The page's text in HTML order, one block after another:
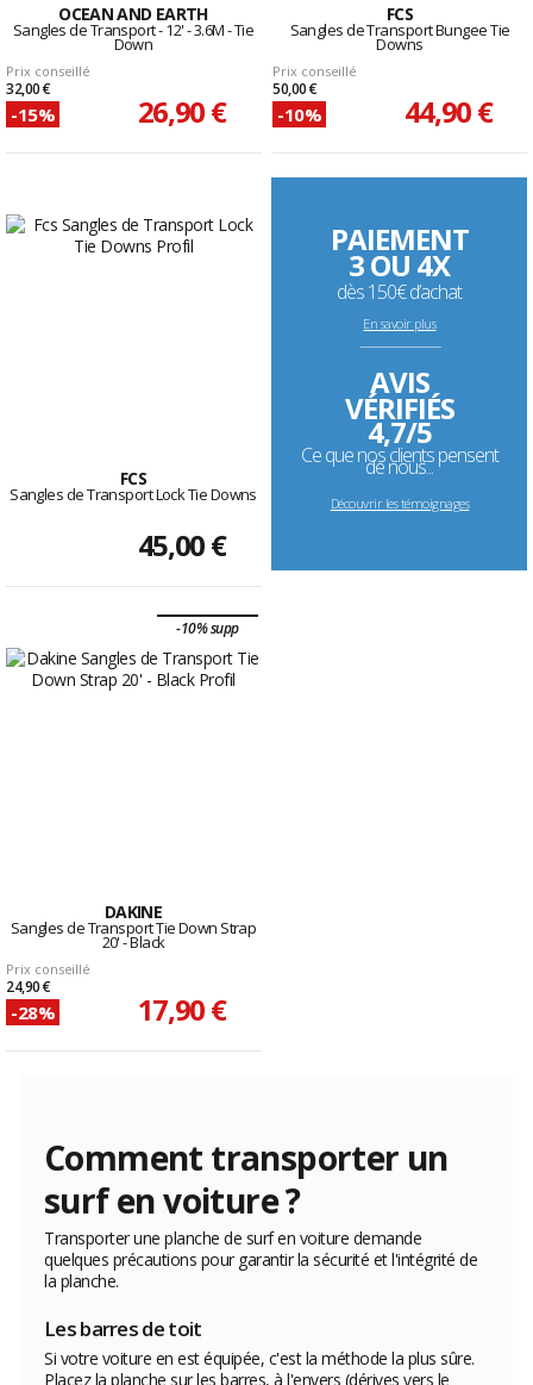
OCEAN AND EARTH
Sangles de Transport - 12' - 3.6M - Tie
Down
Prix conseillé
32,00 €
-15% 26,90 €
FCS
Sangles de Transport Bungee Tie
Downs
Prix conseillé
50,00 €
-10% 44,90 €
FCS
Sangles de Transport Lock Tie Downs
45,00 €
PAIEMENT
3 OU 4X
dès 150€ d’achat
En savoir plus
--------------------------------------------------------------------
AVIS
VÉRIFIÉS
4,7/5
Ce que nos clients pensent
de nous...
Découvrir les témoignages
-10% supp
DAKINE
Sangles de Transport Tie Down Strap
20' - Black
Prix conseillé
24,90 €
-28% 17,90 €
Comment transporter un
surf en voiture ?
Transporter une planche de surf en voiture demande
quelques précautions pour garantir la sécurité et l'intégrité de
la planche.
Les barres de toit
Si votre voiture en est équipée, c'est la méthode la plus sûre.
Placez la planche sur les barres, à l'envers (dérives vers le